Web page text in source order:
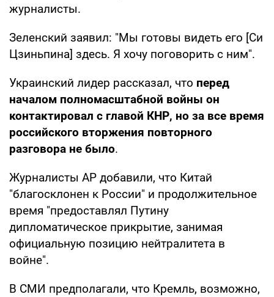
журналисты.
Зеленский заявил: "Мы готовы видеть его [Си
Цзиньпина] здесь. Я хочу поговорить с ним".
Украинский лидер рассказал, что перед
началом полномасштабной войны он
контактировал с главой КНР, но за все время
российского вторжения повторного
разговора не было.
Журналисты AP добавили, что Китай
"благосклонен к России" и продолжительное
время "предоставлял Путину
дипломатическое прикрытие, занимая
официальную позицию нейтралитета в
войне".
В СМИ предполагали, что Кремль, возможно,